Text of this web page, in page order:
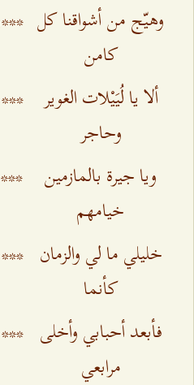
وهيّج من أشواقنا كل
كامن
***
ألا يا لُيَيْلات الغوير
وحاجر
***
ويا جيرة بالمازمين
خيامهم
***
خليلي ما لي والزمان
كأنما
***
فأبعد أحبابي وأخلى
مرابعي
***